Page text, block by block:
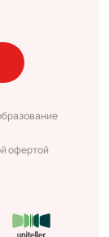
офертой